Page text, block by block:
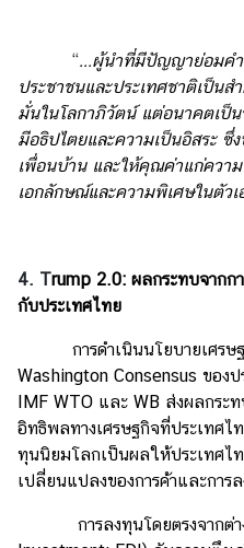
“...ผู้นำที่มีปัญญาย่อมคำ
ประชาชนและประเทศชาติเป็น
มั่นในโลกาภิวัตน์ แต่อนาคตเป็
มีอธิปไตยและความเป็นอิสระ ซึ่
เพื่อนบ้าน และให้คุณค่าแก่ควา
เอกลักษณ์และความพิเศษในตัวเ
4. Trump 2.0: ผลกระทบจาก
กับประเทศไทย
การดำเนินนโยบายเศรษฐ
Washington Consensus ของ
IMF WTO และ WB ส่งผลกระ
อิทธิพลทางเศรษฐกิจที่ประเทศไ
ทุนนิยมโลกเป็นผลให้ประเทศไ
เปลี่ยนแปลงของการค้าและการ
การลงทุนโดยตรงจากต่าง